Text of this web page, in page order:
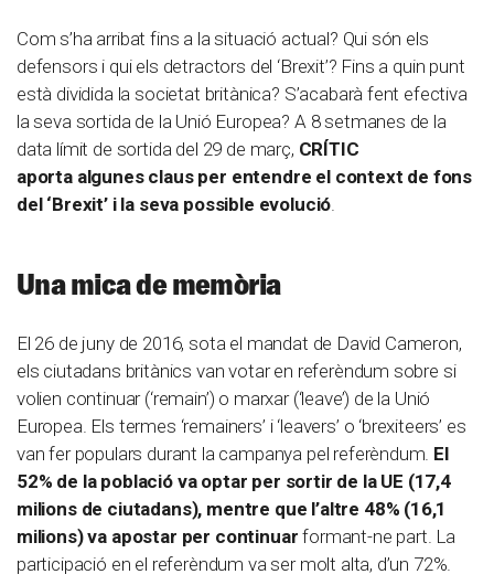
Com s’ha arribat fins a la situació actual? Qui són els
defensors i qui els detractors del ‘Brexit’? Fins a quin punt
està dividida la societat britànica? S’acabarà fent efectiva
la seva sortida de la Unió Europea? A 8 setmanes de la
data límit de sortida del 29 de març, CRÍTIC
aporta algunes claus per entendre el context de fons
del ‘Brexit’ i la seva possible evolució
Una mica de memòria
El 26 de juny de 2016, sota el mandat de David Cameron,
els ciutadans britànics van votar en referèndum sobre si
volien continuar (‘remain’) o marxar (‘leave’) de la Unió
Europea. Els termes ‘remainers’ i ‘leavers’ o ‘brexiteers’ es
van fer populars durant la campanya pel referèndum. El
52% de la població va optar per sortir de la UE (17,4
milions de ciutadans), mentre que l’altre 48% (16,1
milions) va apostar per continuar formant-ne part. La
participació en el referèndum va ser molt alta, d’un 72%.